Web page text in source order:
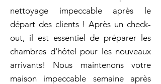
nettoyage impeccable après le
départ des clients ! Après un check-
out, il est essentiel de préparer les
chambres d'hôtel pour les nouveaux
arrivants! Nous maintenons votre
maison impeccable semaine après